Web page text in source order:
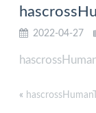
2022-04-27
«